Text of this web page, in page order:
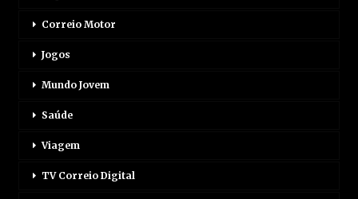
Correio Motor
Jogos
Mundo Jovem
Saúde
Viagem
TV Correio Digital